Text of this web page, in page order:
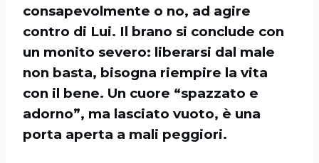
consapevolmente o no, ad agire
contro di Lui. Il brano si conclude con
un monito severo: liberarsi dal male
non basta, bisogna riempire la vita
con il bene. Un cuore “spazzato e
adorno”, ma lasciato vuoto, è una
porta aperta a mali peggiori.